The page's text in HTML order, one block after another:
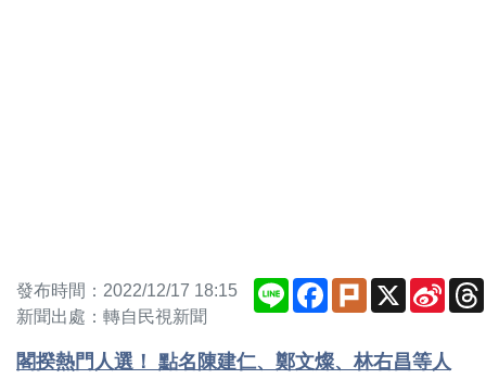
發布時間：2022/12/17 18:15
新聞出處：轉自民視新聞
Line Facebook
Plurk X
Sina
閣揆熱門人選！ 點名陳建仁、鄭文燦、林右昌等人